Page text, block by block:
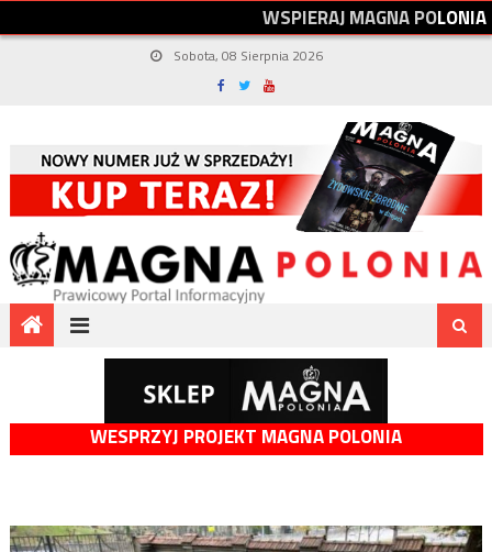
WSPIERAJMAGNAPOLONIA
Sobota, 08 Sierpnia 2026
WESPRZYJ PROJEKT MAGNA POLONIA